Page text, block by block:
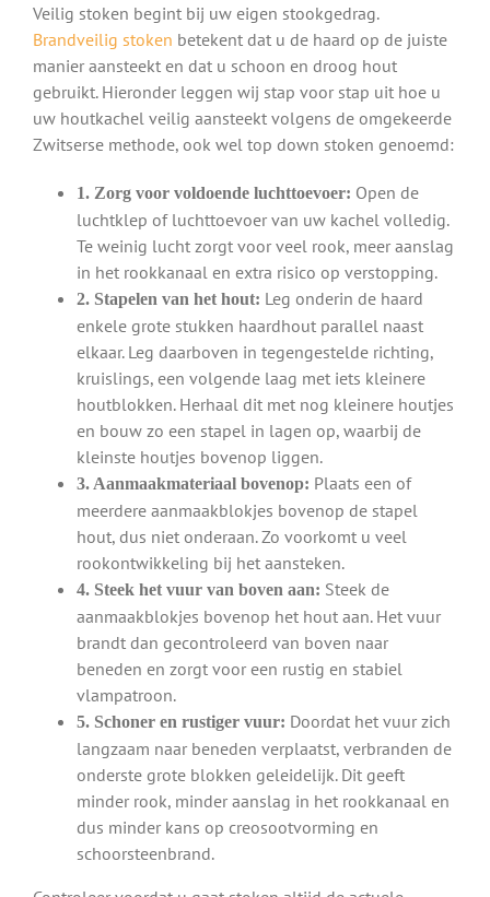
Veilig stoken begint bij uw eigen stookgedrag.
Brandveilig stoken betekent dat u de haard op de juiste
manier aansteekt en dat u schoon en droog hout
gebruikt. Hieronder leggen wij stap voor stap uit hoe u
uw houtkachel veilig aansteekt volgens de omgekeerde
Zwitserse methode, ook wel top down stoken genoemd:
1. Zorg voor voldoende luchttoevoer: Open de
luchtklep of luchttoevoer van uw kachel volledig.
Te weinig lucht zorgt voor veel rook, meer aanslag
in het rookkanaal en extra risico op verstopping.
2. Stapelen van het hout: Leg onderin de haard
enkele grote stukken haardhout parallel naast
elkaar. Leg daarboven in tegengestelde richting,
kruislings, een volgende laag met iets kleinere
houtblokken. Herhaal dit met nog kleinere houtjes
en bouw zo een stapel in lagen op, waarbij de
kleinste houtjes bovenop liggen.
3. Aanmaakmateriaal bovenop: Plaats een of
meerdere aanmaakblokjes bovenop de stapel
hout, dus niet onderaan. Zo voorkomt u veel
rookontwikkeling bij het aansteken.
4. Steek het vuur van boven aan: Steek de
aanmaakblokjes bovenop het hout aan. Het vuur
brandt dan gecontroleerd van boven naar
beneden en zorgt voor een rustig en stabiel
vlampatroon.
5. Schoner en rustiger vuur: Doordat het vuur zich
langzaam naar beneden verplaatst, verbranden de
onderste grote blokken geleidelijk. Dit geeft
minder rook, minder aanslag in het rookkanaal en
dus minder kans op creosootvorming en
schoorsteenbrand.